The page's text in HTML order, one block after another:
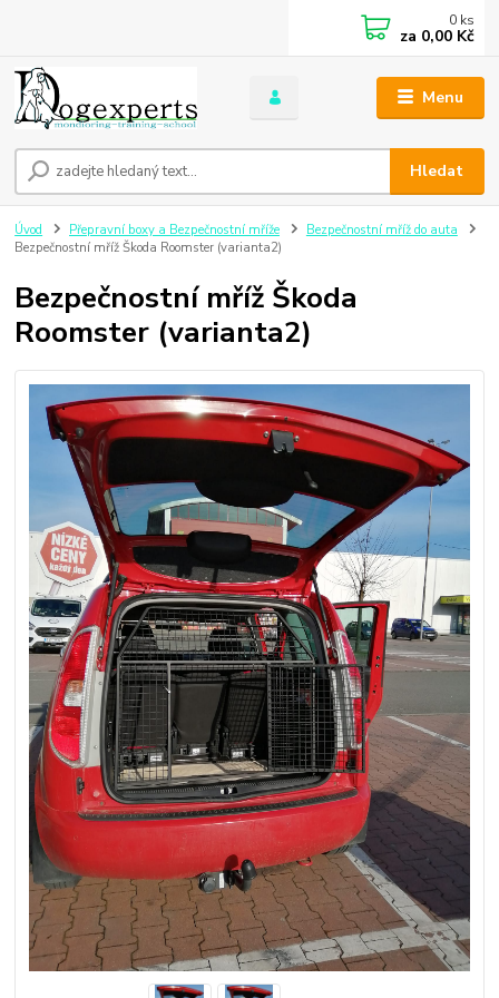
Menu
Hledat
0 ks
za 0,00 Kč
Úvod Přepravní boxy a Bezpečnostní mříže
Bezpečnostní mříž do auta
Bezpečnostní mříž Škoda Roomster (varianta2)
Bezpečnostní mříž Škoda
Roomster (varianta2)